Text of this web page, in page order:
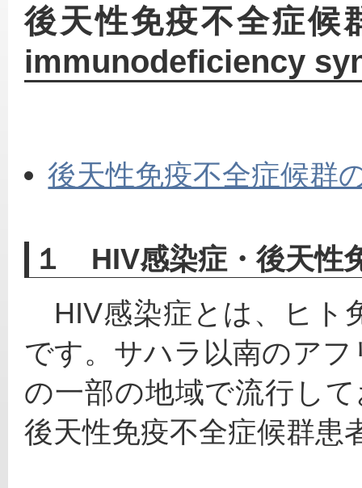
本
文
こ
こ
ら
後天性免疫不全症
immunodeficiency
後天性免疫不全症候群
１ HIV感染症・後天性
HIV感染症とは、ヒト
です。サハラ以南のア
の一部の地域で流行し
後天性免疫不全症候群患